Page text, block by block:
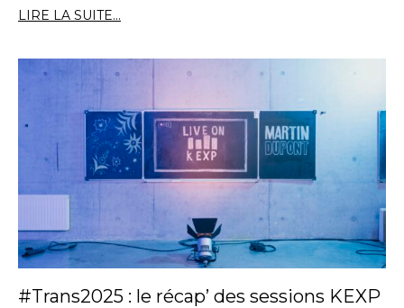
LIRE LA SUITE...
#Trans2025 : le récap’ des sessions KEXP